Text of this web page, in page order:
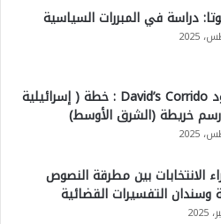
دراسة في المبررات السياسية
ممر داوود David’s Corrido : خطة ( إسرائيلية
رسم خريطة (الشرق الأوسط)
الانتخابات بين مطرقة النصوص
وسندان التفسيرات القضائية